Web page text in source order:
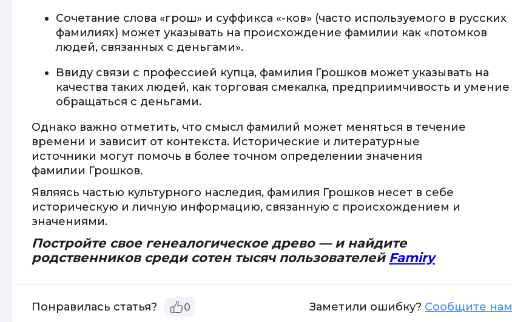
Сочетание слова «грош» и суффикса «-ков» (часто используемого в русских
фамилиях) может указывать на происхождение фамилии как «потомков
людей, связанных с деньгами».
Ввиду связи с профессией купца, фамилия Грошков может указывать на
качества таких людей, как торговая смекалка, предприимчивость и умение
обращаться с деньгами.
Однако важно отметить, что смысл фамилий может меняться в течение
времени и зависит от контекста. Исторические и литературные
источники могут помочь в более точном определении значения
фамилии Грошков.
Являясь частью культурного наследия, фамилия Грошков несет в себе
историческую и личную информацию, связанную с происхождением и
значениями.
Постройте свое генеалогическое древо — и найдите
родственников среди сотен тысяч пользователей Famiry
Понравилась статья? 0 Заметили ошибку? Сообщите нам